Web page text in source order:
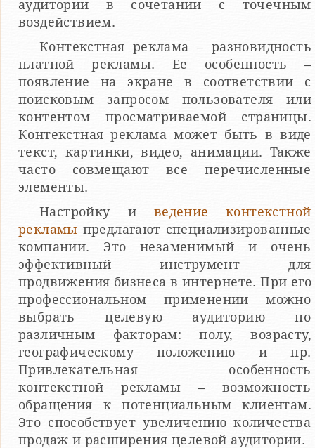
аудитории в сочетании с точечным
воздействием.
Контекстная реклама – разновидность
платной рекламы. Ее особенность –
появление на экране в соответствии с
поисковым запросом пользователя или
контентом просматриваемой страницы.
Контекстная реклама может быть в виде
текст, картинки, видео, анимации. Также
часто совмещают все перечисленные
элементы.
Настройку и ведение контекстной
рекламы предлагают специализированные
компании. Это незаменимый и очень
эффективный инструмент для
продвижения бизнеса в интернете. При его
профессиональном применении можно
выбрать целевую аудиторию по
различным факторам: полу, возрасту,
географическому положению и пр.
Привлекательная особенность
контекстной рекламы – возможность
обращения к потенциальным клиентам.
Это способствует увеличению количества
продаж и расширения целевой аудитории.